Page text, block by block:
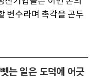
변수라며 촉각을 곤두
는 일은 도덕에 어긋